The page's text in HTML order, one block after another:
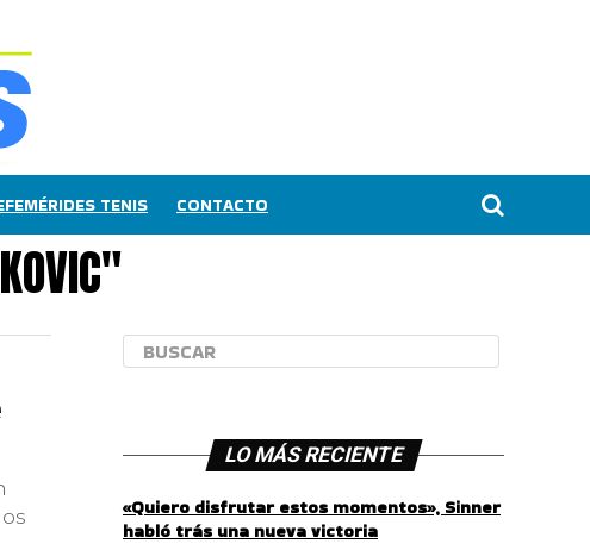
TENIS CONTACTO
LO MÁS RECIENTE
«Quiero disfrutar estos momentos», Sinner
habló trás una nueva victoria